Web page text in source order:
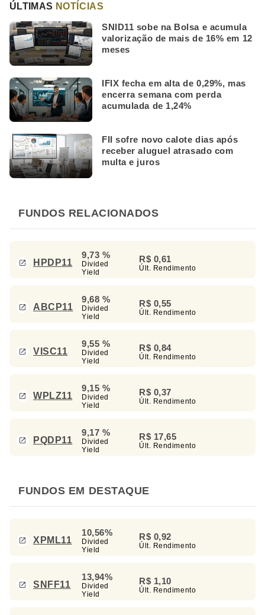
ÚLTIMAS NOTÍCIAS
SNID11 sobe na Bolsa e acumula
valorização de mais de 16% em 12
meses
IFIX fecha em alta de 0,29%, mas
encerra semana com perda
acumulada de 1,24%
FII sofre novo calote dias após
receber aluguel atrasado com
multa e juros
FUNDOS RELACIONADOS
HPDP11
9,73 %
Divided
Yield
R$ 0,61
Últ. Rendimento
ABCP11
9,68 %
Divided
Yield
R$ 0,55
Últ. Rendimento
VISC11
9,55 %
Divided
Yield
R$ 0,84
Últ. Rendimento
WPLZ11
9,15 %
Divided
Yield
R$ 0,37
Últ. Rendimento
PQDP11
9,17 %
Divided
Yield
R$ 17,65
Últ. Rendimento
FUNDOS EM DESTAQUE
XPML11
10,56%
Divided
Yield
R$ 0,92
Últ. Rendimento
SNFF11
13,94%
Divided
Yield
R$ 1,10
Últ. Rendimento